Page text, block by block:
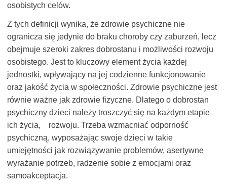
osobistych celów.
Z tych definicji wynika, że zdrowie psychiczne nie
ogranicza się jedynie do braku choroby czy zaburzeń, lecz
obejmuje szeroki zakres dobrostanu i możliwości rozwoju
osobistego. Jest to kluczowy element życia każdej
jednostki, wpływający na jej codzienne funkcjonowanie
oraz jakość życia w społeczności. Zdrowie psychiczne jest
równie ważne jak zdrowie fizyczne. Dlatego o dobrostan
psychiczny dzieci należy troszczyć się na każdym etapie
ich życia, rozwoju. Trzeba wzmacniać odporność
psychiczną, wyposażając swoje dzieci w takie
umiejętności jak rozwiązywanie problemów, asertywne
wyrażanie potrzeb, radzenie sobie z emocjami oraz
samoakceptacja.